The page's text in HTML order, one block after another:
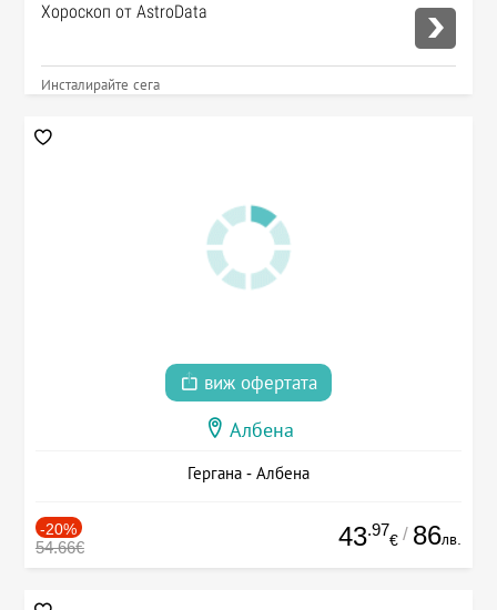
Хороскоп от AstroData
Инсталирайте сега
виж офертата
Албена
Гергана - Албена
-20%
54.66€ 43.97
€ / 86лв.